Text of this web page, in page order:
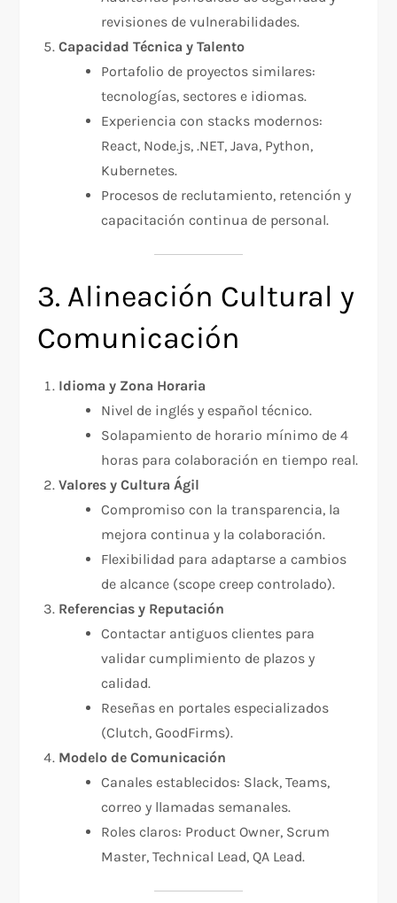
revisiones de vulnerabilidades.
Capacidad Técnica y Talento
Portafolio de proyectos similares:
tecnologías, sectores e idiomas.
Experiencia con stacks modernos:
React, Node.js, .NET, Java, Python,
Kubernetes.
Procesos de reclutamiento, retención y
capacitación continua de personal.
3. Alineación Cultural y
Comunicación
Idioma y Zona Horaria
Nivel de inglés y español técnico.
Solapamiento de horario mínimo de 4
horas para colaboración en tiempo real.
Valores y Cultura Ágil
Compromiso con la transparencia, la
mejora continua y la colaboración.
Flexibilidad para adaptarse a cambios
de alcance (scope creep controlado).
Referencias y Reputación
Contactar antiguos clientes para
validar cumplimiento de plazos y
calidad.
Reseñas en portales especializados
(Clutch, GoodFirms).
Modelo de Comunicación
Canales establecidos: Slack, Teams,
correo y llamadas semanales.
Roles claros: Product Owner, Scrum
Master, Technical Lead, QA Lead.